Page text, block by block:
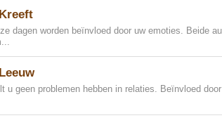
dagen worden beïnvloed door uw emoties. Beide
u geen problemen hebben in relaties. Beïnvloed